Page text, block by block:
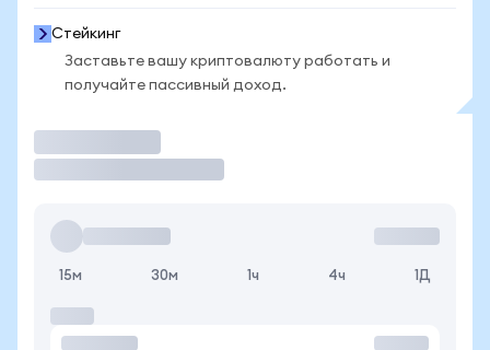
Стейкинг
Заставьте вашу криптовалюту работать и
получайте пассивный доход.
15м 30м 1ч 4ч 1Д